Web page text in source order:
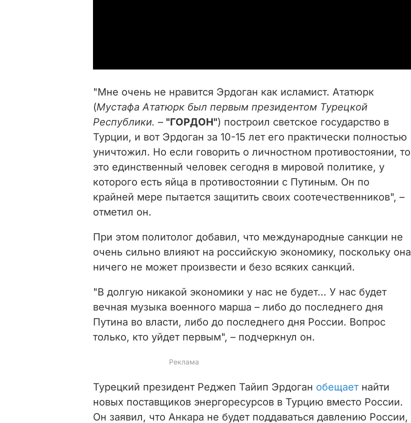
i
d
e
o
"Мне очень не нравится Эрдоган как исламист. Ататюрк
(Мустафа Ататюрк был первым президентом Турецкой
Республики. – "ГОРДОН") построил светское государство в
Турции, и вот Эрдоган за 10-15 лет его практически полностью
уничтожил. Но если говорить о личностном противостоянии, то
это единственный человек сегодня в мировой политике, у
которого есть яйца в противостоянии с Путиным. Он по
крайней мере пытается защитить своих соотечественников", –
отметил он.
При этом политолог добавил, что международные санкции не
очень сильно влияют на российскую экономику, поскольку она
ничего не может произвести и безо всяких санкций.
"В долгую никакой экономики у нас не будет... У нас будет
вечная музыка военного марша – либо до последнего дня
Путина во власти, либо до последнего дня России. Вопрос
только, кто уйдет первым", – подчеркнул он.
Турецкий президент Реджеп Тайип Эрдоган обещаетнайти
новых поставщиков энергоресурсов в Турцию вместо России.
Он заявил, что Анкара не будет поддаваться давлению России,